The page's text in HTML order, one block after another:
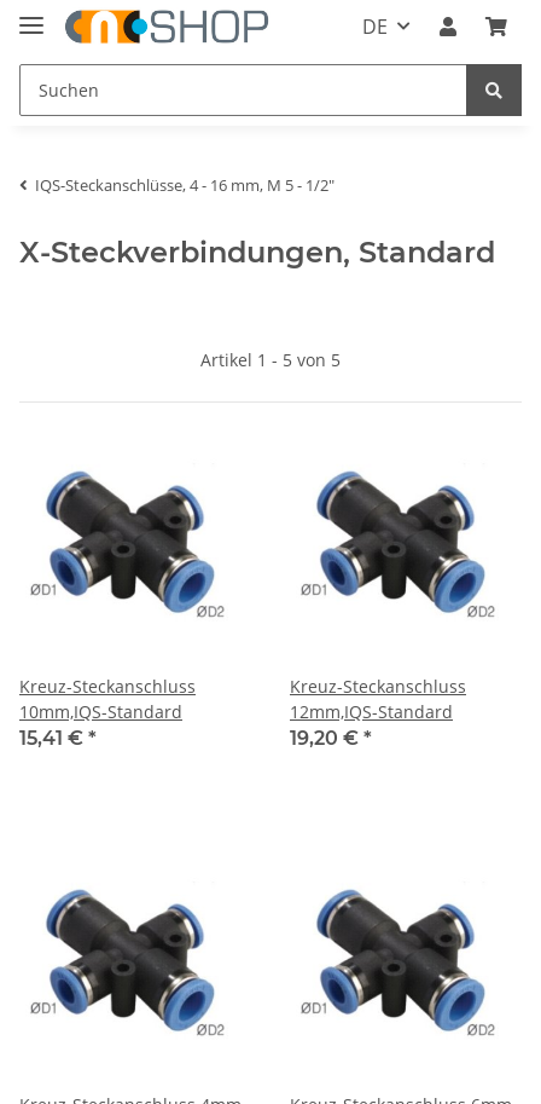
DE
IQS-Steckanschlüsse, 4 - 16 mm, M 5 - 1/2"
X-Steckverbindungen, Standard
Artikel 1 - 5 von 5
Kreuz-Steckanschluss
10mm,IQS-Standard
15,41 € *
Kreuz-Steckanschluss
12mm,IQS-Standard
19,20 € *